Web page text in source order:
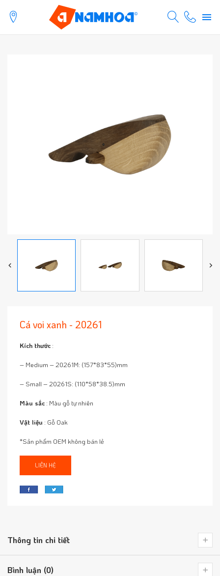
Cá voi xanh - 20261
Kích thước :
– Medium – 20261M: (157*83*55)mm
– Small – 20261S: (110*58*38.5)mm
Màu sắc : Màu gỗ tự nhiên
Vật liệu : Gỗ Oak
*Sản phẩm OEM không bán lẻ
LIÊN HỆ
Thông tin chi tiết
Bình luận (0)